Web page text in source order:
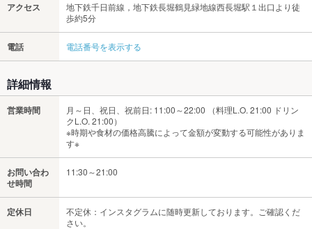
アクセス
地下鉄千日前線，地下鉄長堀鶴見緑地線西長堀駅１出口より徒
歩約5分
電話 電話番号を表示する
詳細情報
営業時間
月～日、祝日、祝前日: 11:00～22:00 （料理L.O. 21:00 ドリン
クL.O. 21:00）
※時期や食材の価格高騰によって金額が変動する可能性がありま
す※
お問い合わ
せ時間
11:30～21:00
定休日
不定休：インスタグラムに随時更新しております。ご確認くだ
さい。